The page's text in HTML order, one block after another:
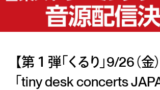
【第１弾「くるり」9/26（金
「tiny desk concerts